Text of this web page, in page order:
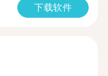
下载软件